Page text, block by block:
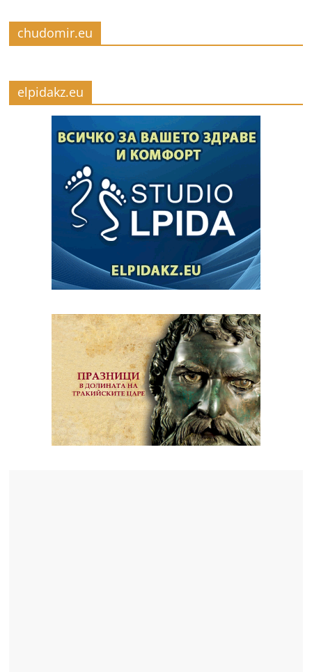
chudomir.eu
elpidakz.eu